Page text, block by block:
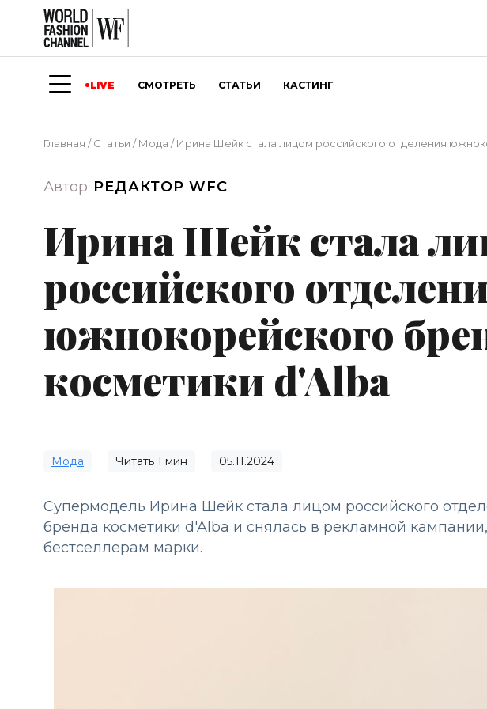
LIVE СМОТРЕТЬ СТАТЬИ КАСТИНГ
Главная /Статьи /Мода /Ирина Шейк стала лицом российского отделения
Автор РЕДАКТОР WFC
Ирина Шейк стала
российского
южнокорейского
косметики d'Alba
Мода Читать 1 мин 05.11.2024
Супермодель Ирина Шейк стала лицом российского
бренда косметики d'Alba и снялась в рекламной
бестселлерам марки.